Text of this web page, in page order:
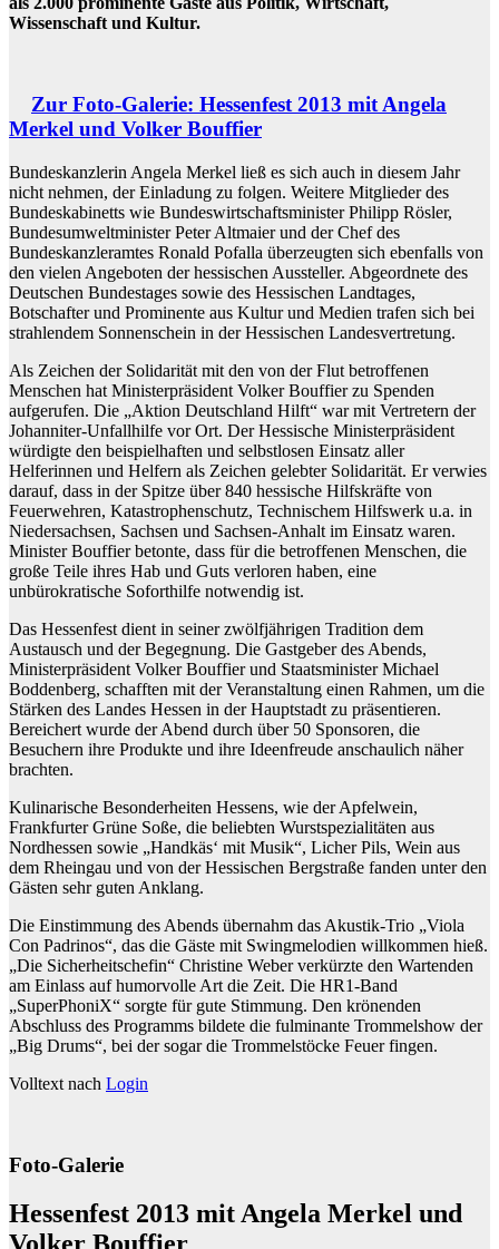
Wissenschaft und Kultur.
Zur Foto-Galerie: Hessenfest 2013 mit Angela
Merkel und Volker Bouffier
Bundeskanzlerin Angela Merkel ließ es sich auch in diesem Jahr
nicht nehmen, der Einladung zu folgen. Weitere Mitglieder des
Bundeskabinetts wie Bundeswirtschaftsminister Philipp Rösler,
Bundesumweltminister Peter Altmaier und der Chef des
Bundeskanzleramtes Ronald Pofalla überzeugten sich ebenfalls von
den vielen Angeboten der hessischen Aussteller. Abgeordnete des
Deutschen Bundestages sowie des Hessischen Landtages,
Botschafter und Prominente aus Kultur und Medien trafen sich bei
strahlendem Sonnenschein in der Hessischen Landesvertretung.
Als Zeichen der Solidarität mit den von der Flut betroffenen
Menschen hat Ministerpräsident Volker Bouffier zu Spenden
aufgerufen. Die „Aktion Deutschland Hilft“ war mit Vertretern der
Johanniter-Unfallhilfe vor Ort. Der Hessische Ministerpräsident
würdigte den beispielhaften und selbstlosen Einsatz aller
Helferinnen und Helfern als Zeichen gelebter Solidarität. Er verwies
darauf, dass in der Spitze über 840 hessische Hilfskräfte von
Feuerwehren, Katastrophenschutz, Technischem Hilfswerk u.a. in
Niedersachsen, Sachsen und Sachsen-Anhalt im Einsatz waren.
Minister Bouffier betonte, dass für die betroffenen Menschen, die
große Teile ihres Hab und Guts verloren haben, eine
unbürokratische Soforthilfe notwendig ist.
Das Hessenfest dient in seiner zwölfjährigen Tradition dem
Austausch und der Begegnung. Die Gastgeber des Abends,
Ministerpräsident Volker Bouffier und Staatsminister Michael
Boddenberg, schafften mit der Veranstaltung einen Rahmen, um die
Stärken des Landes Hessen in der Hauptstadt zu präsentieren.
Bereichert wurde der Abend durch über 50 Sponsoren, die
Besuchern ihre Produkte und ihre Ideenfreude anschaulich näher
brachten.
Kulinarische Besonderheiten Hessens, wie der Apfelwein,
Frankfurter Grüne Soße, die beliebten Wurstspezialitäten aus
Nordhessen sowie „Handkäs‘ mit Musik“, Licher Pils, Wein aus
dem Rheingau und von der Hessischen Bergstraße fanden unter den
Gästen sehr guten Anklang.
Die Einstimmung des Abends übernahm das Akustik-Trio „Viola
Con Padrinos“, das die Gäste mit Swingmelodien willkommen hieß.
„Die Sicherheitschefin“ Christine Weber verkürzte den Wartenden
am Einlass auf humorvolle Art die Zeit. Die HR1-Band
„SuperPhoniX“ sorgte für gute Stimmung. Den krönenden
Abschluss des Programms bildete die fulminante Trommelshow der
„Big Drums“, bei der sogar die Trommelstöcke Feuer fingen.
Volltext nach Login
Foto-Galerie
Hessenfest 2013 mit Angela Merkel und